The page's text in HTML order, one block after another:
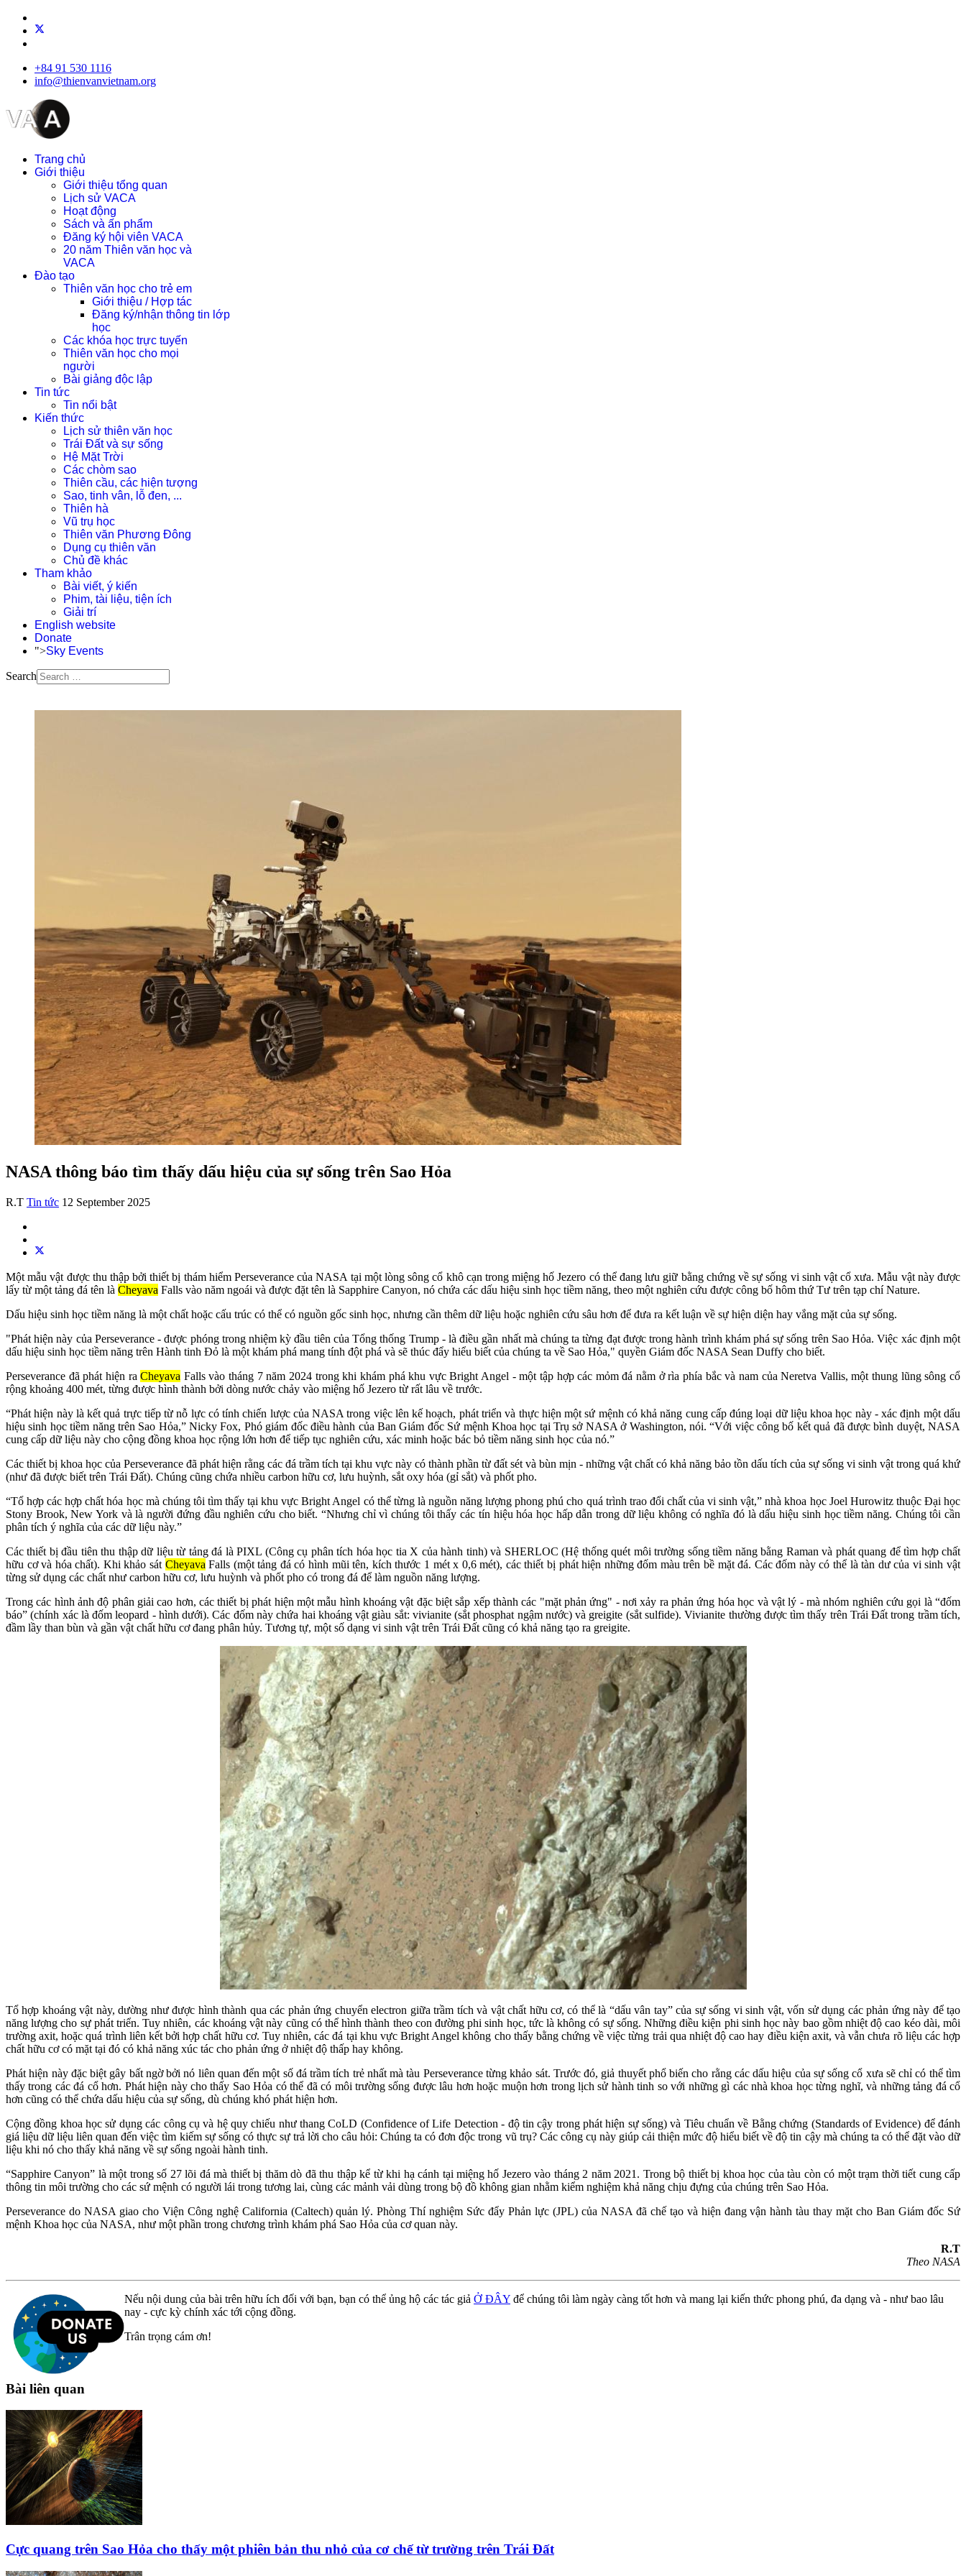
+84 91 530 1116
info@thienvanvietnam.org
Trang chủ
Giới thiệu
Giới thiệu tổng quan
Lịch sử VACA
Hoạt động
Sách và ấn phẩm
Đăng ký hội viên VACA
20 năm Thiên văn học và
VACA
Đào tạo
Thiên văn học cho trẻ em
Giới thiệu / Hợp tác
Đăng ký/nhận thông tin lớp
học
Các khóa học trực tuyến
Thiên văn học cho mọi
người
Bài giảng độc lập
Tin tức
Tin nổi bật
Kiến thức
Lịch sử thiên văn học
Trái Đất và sự sống
Hệ Mặt Trời
Các chòm sao
Thiên cầu, các hiện tượng
Sao, tinh vân, lỗ đen, ...
Thiên hà
Vũ trụ học
Thiên văn Phương Đông
Dụng cụ thiên văn
Chủ đề khác
Tham khảo
Bài viết, ý kiến
Phim, tài liệu, tiện ích
Giải trí
English website
Donate
">Sky Events
Search
NASA thông báo tìm thấy dấu hiệu của sự sống trên Sao Hỏa
R.T Tin tức 12 September 2025
Một mẫu vật được thu thập bởi thiết bị thám hiểm Perseverance của NASA tại một lòng sông cổ khô cạn trong miệng hố Jezero có thể đang lưu giữ bằng chứng về sự sống vi sinh vật cổ xưa. Mẫu vật này được
lấy từ một tảng đá tên là Cheyava Falls vào năm ngoái và được đặt tên là Sapphire Canyon, nó chứa các dấu hiệu sinh học tiềm năng, theo một nghiên cứu được công bố hôm thứ Tư trên tạp chí Nature.
Dấu hiệu sinh học tiềm năng là một chất hoặc cấu trúc có thể có nguồn gốc sinh học, nhưng cần thêm dữ liệu hoặc nghiên cứu sâu hơn để đưa ra kết luận về sự hiện diện hay vắng mặt của sự sống.
"Phát hiện này của Perseverance - được phóng trong nhiệm kỳ đầu tiên của Tổng thống Trump - là điều gần nhất mà chúng ta từng đạt được trong hành trình khám phá sự sống trên Sao Hỏa. Việc xác định một
dấu hiệu sinh học tiềm năng trên Hành tinh Đỏ là một khám phá mang tính đột phá và sẽ thúc đẩy hiểu biết của chúng ta về Sao Hỏa," quyền Giám đốc NASA Sean Duffy cho biết.
Perseverance đã phát hiện raCheyava Falls vào tháng 7 năm 2024 trong khi khám phá khu vực Bright Angel - một tập hợp các mỏm đá nằm ở rìa phía bắc và nam của Neretva Vallis, một thung lũng sông cổ
rộng khoảng 400 mét, từng được hình thành bởi dòng nước chảy vào miệng hố Jezero từ rất lâu về trước.
“Phát hiện này là kết quả trực tiếp từ nỗ lực có tính chiến lược của NASA trong việc lên kế hoạch, phát triển và thực hiện một sứ mệnh có khả năng cung cấp đúng loại dữ liệu khoa học này - xác định một dấu
hiệu sinh học tiềm năng trên Sao Hỏa,” Nicky Fox, Phó giám đốc điều hành của Ban Giám đốc Sứ mệnh Khoa học tại Trụ sở NASA ở Washington, nói. “Với việc công bố kết quả đã được bình duyệt, NASA
cung cấp dữ liệu này cho cộng đồng khoa học rộng lớn hơn để tiếp tục nghiên cứu, xác minh hoặc bác bỏ tiềm năng sinh học của nó.”
Các thiết bị khoa học của Perseverance đã phát hiện rằng các đá trầm tích tại khu vực này có thành phần từ đất sét và bùn mịn - những vật chất có khả năng bảo tồn dấu tích của sự sống vi sinh vật trong quá khứ
(như đã được biết trên Trái Đất). Chúng cũng chứa nhiều carbon hữu cơ, lưu huỳnh, sắt oxy hóa (gỉ sắt) và phốt pho.
“Tổ hợp các hợp chất hóa học mà chúng tôi tìm thấy tại khu vực Bright Angel có thể từng là nguồn năng lượng phong phú cho quá trình trao đổi chất của vi sinh vật,” nhà khoa học Joel Hurowitz thuộc Đại học
Stony Brook, New York và là người đứng đầu nghiên cứu cho biết. “Nhưng chỉ vì chúng tôi thấy các tín hiệu hóa học hấp dẫn trong dữ liệu không có nghĩa đó là dấu hiệu sinh học tiềm năng. Chúng tôi cần
phân tích ý nghĩa của các dữ liệu này.”
Các thiết bị đầu tiên thu thập dữ liệu từ tảng đá là PIXL (Công cụ phân tích hóa học tia X của hành tinh) và SHERLOC (Hệ thống quét môi trường sống tiềm năng bằng Raman và phát quang để tìm hợp chất
hữu cơ và hóa chất). Khi khảo sát Cheyava Falls (một tảng đá có hình mũi tên, kích thước 1 mét x 0,6 mét), các thiết bị phát hiện những đốm màu trên bề mặt đá. Các đốm này có thể là tàn dư của vi sinh vật
từng sử dụng các chất như carbon hữu cơ, lưu huỳnh và phốt pho có trong đá để làm nguồn năng lượng.
Trong các hình ảnh độ phân giải cao hơn, các thiết bị phát hiện một mẫu hình khoáng vật đặc biệt sắp xếp thành các "mặt phản ứng" - nơi xảy ra phản ứng hóa học và vật lý - mà nhóm nghiên cứu gọi là “đốm
báo” (chính xác là đốm leopard - hình dưới). Các đốm này chứa hai khoáng vật giàu sắt: vivianite (sắt phosphat ngậm nước) và greigite (sắt sulfide). Vivianite thường được tìm thấy trên Trái Đất trong trầm tích,
đầm lầy than bùn và gần vật chất hữu cơ đang phân hủy. Tương tự, một số dạng vi sinh vật trên Trái Đất cũng có khả năng tạo ra greigite.
Tổ hợp khoáng vật này, dường như được hình thành qua các phản ứng chuyển electron giữa trầm tích và vật chất hữu cơ, có thể là “dấu vân tay” của sự sống vi sinh vật, vốn sử dụng các phản ứng này để tạo
năng lượng cho sự phát triển. Tuy nhiên, các khoáng vật này cũng có thể hình thành theo con đường phi sinh học, tức là không có sự sống. Những điều kiện phi sinh học này bao gồm nhiệt độ cao kéo dài, môi
trường axit, hoặc quá trình liên kết bởi hợp chất hữu cơ. Tuy nhiên, các đá tại khu vực Bright Angel không cho thấy bằng chứng về việc từng trải qua nhiệt độ cao hay điều kiện axit, và vẫn chưa rõ liệu các hợp
chất hữu cơ có mặt tại đó có khả năng xúc tác cho phản ứng ở nhiệt độ thấp hay không.
Phát hiện này đặc biệt gây bất ngờ bởi nó liên quan đến một số đá trầm tích trẻ nhất mà tàu Perseverance từng khảo sát. Trước đó, giả thuyết phổ biến cho rằng các dấu hiệu của sự sống cổ xưa sẽ chỉ có thể tìm
thấy trong các đá cổ hơn. Phát hiện này cho thấy Sao Hỏa có thể đã có môi trường sống được lâu hơn hoặc muộn hơn trong lịch sử hành tinh so với những gì các nhà khoa học từng nghĩ, và những tảng đá cổ
hơn cũng có thể chứa dấu hiệu của sự sống, dù chúng khó phát hiện hơn.
Cộng đồng khoa học sử dụng các công cụ và hệ quy chiếu như thang CoLD (Confidence of Life Detection - độ tin cậy trong phát hiện sự sống) và Tiêu chuẩn về Bằng chứng (Standards of Evidence) để đánh
giá liệu dữ liệu liên quan đến việc tìm kiếm sự sống có thực sự trả lời cho câu hỏi: Chúng ta có đơn độc trong vũ trụ? Các công cụ này giúp cải thiện mức độ hiểu biết về độ tin cậy mà chúng ta có thể đặt vào dữ
liệu khi nó cho thấy khả năng về sự sống ngoài hành tinh.
“Sapphire Canyon” là một trong số 27 lõi đá mà thiết bị thăm dò đã thu thập kể từ khi hạ cánh tại miệng hố Jezero vào tháng 2 năm 2021. Trong bộ thiết bị khoa học của tàu còn có một trạm thời tiết cung cấp
thông tin môi trường cho các sứ mệnh có người lái trong tương lai, cùng các mảnh vải dùng trong bộ đồ không gian nhằm kiểm nghiệm khả năng chịu đựng của chúng trên Sao Hỏa.
Perseverance do NASA giao cho Viện Công nghệ California (Caltech) quản lý. Phòng Thí nghiệm Sức đẩy Phản lực (JPL) của NASA đã chế tạo và hiện đang vận hành tàu thay mặt cho Ban Giám đốc Sứ
mệnh Khoa học của NASA, như một phần trong chương trình khám phá Sao Hỏa của cơ quan này.
R.T
Theo NASA
Nếu nội dung của bài trên hữu ích đối với bạn, bạn có thể ủng hộ các tác giả Ở ĐÂY để chúng tôi làm ngày càng tốt hơn và mang lại kiến thức phong phú, đa dạng và - như bao lâu
nay - cực kỳ chính xác tới cộng đồng.
Trân trọng cám ơn!
Bài liên quan
Cực quang trên Sao Hỏa cho thấy một phiên bản thu nhỏ của cơ chế từ trường trên Trái Đất